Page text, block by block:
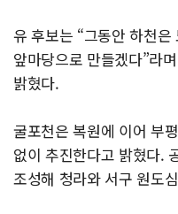
유 후보는 “그동안 하천
앞마당으로 만들겠다”라
밝혔다.
굴포천은 복원에 이어 부
없이 추진한다고 밝혔다.
조성해 청라와 서구 원도